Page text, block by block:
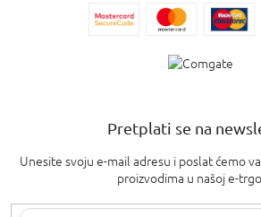
Pretplati se na
Unesite svoju e-mail adresu i poslat ćemo
proizvodima u našoj e-